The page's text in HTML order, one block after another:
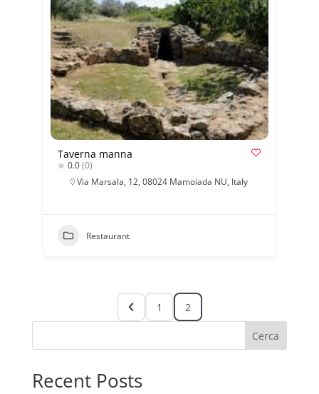
Taverna manna
0.0(0)
Via Marsala, 12, 08024 Mamoiada NU, Italy
Restaurant
1 2
Cerca
Recent Posts